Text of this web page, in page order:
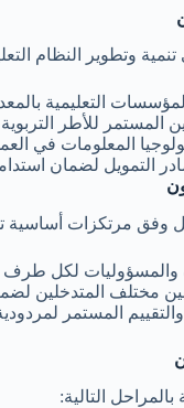
وتطوير النظام
التعليمية
المستمر للأطر التربوية
المعلومات في
التمويل لضمان
وفق مرتكزات
والمسؤوليات لكل
مختلف المتدخلين
المستمر
التالية: